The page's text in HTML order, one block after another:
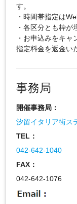
す。
・時間帯指定は
・各区分とも枠が
・お申込みをキ
指定料金を返金い
事務局
開催事務局：
汐留イタリア街ス
TEL：
042-642-1040
FAX：
042-642-1076